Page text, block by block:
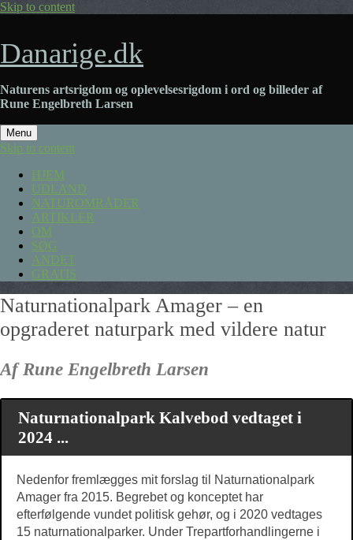
Skip to content
Danarige.dk
Naturens artsrigdom og oplevelsesrigdom i ord og billeder af
Rune Engelbreth Larsen
Menu
Skip to content
HJEM
UDLAND
NATUROMRÅDER
ARTIKLER
OM
SØG
ANDET
GRATIS
Naturnationalpark Amager – en
opgraderet naturpark med vildere natur
Af Rune Engelbreth Larsen
Naturnationalpark Kalvebod vedtaget i
2024 ...
Nedenfor fremlægges mit forslag til Naturnationalpark
Amager fra 2015. Begrebet og konceptet har
efterfølgende vundet politisk gehør, og i 2020 vedtages
15 naturnationalparker. Under Trepartforhandlingerne i